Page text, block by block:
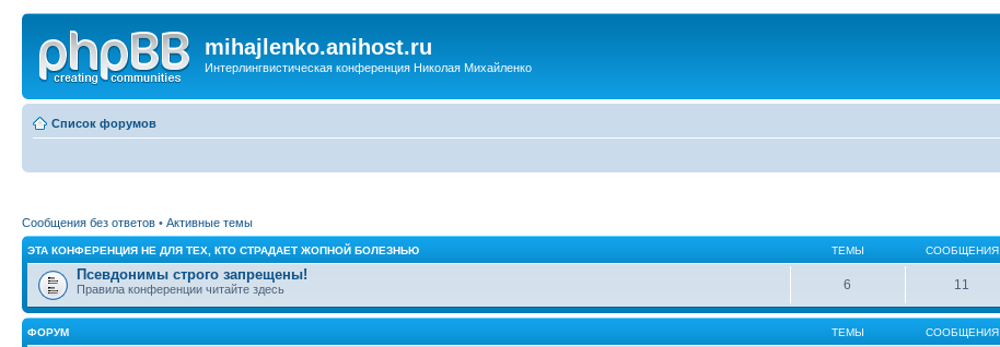
mihajlenko.anihost.ru
Интерлингвистическая конференция Николая Михайленко
Список форумов
Сообщения без ответов • Активные темы
ЭТА КОНФЕРЕНЦИЯ НЕ ДЛЯ ТЕХ, КТО СТРАДАЕТ ЖОПНОЙ БОЛЕЗНЬЮ ТЕМЫ СООБЩЕНИЯ
Псевдонимы строго запрещены!
Правила конференции читайте здесь 6 11
ФОРУМ ТЕМЫ СООБЩЕНИЯ